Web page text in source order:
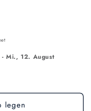
-Mi., 12. August
legen